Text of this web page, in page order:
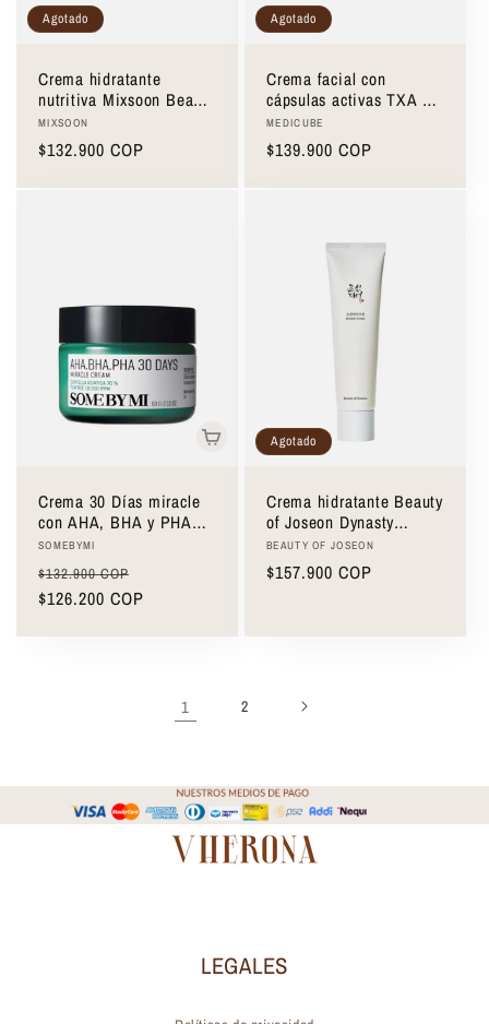
Agotado
Crema hidratante
nutritiva Mixsoon Bean
Cream 50ml
Proveedor:
MIXSOON
Precio
$132.900 COP
Agotado
Crema facial con
cápsulas activas TXA &
Niacinamida Medicube
Txa Niacinamide
Capsule Cream 55 g
Proveedor:
MEDICUBE
Precio
$139.900 COP
Crema 30 Días miracle
con AHA, BHA y PHA
SOME BY MI 30-Day
Miracle Cream with
AHA, BHA, and PHA
Blend
Proveedor:
SOMEBYMI
Precio
habitual
$132.900 COP
de
$126.200 COP
Agotado
Crema hidratante Beauty
of Joseon Dynasty
Cream 100ml
Proveedor:
BEAUTY OF JOSEON
Precio
$157.900 COP
1 2
LEGALES